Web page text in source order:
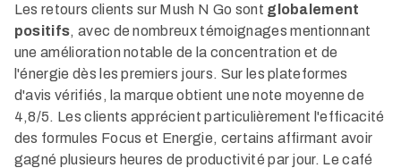
Les retours clients sur Mush N Go sont globalement
positifs, avec de nombreux témoignages mentionnant
une amélioration notable de la concentration et de
l'énergie dès les premiers jours. Sur les plateformes
d'avis vérifiés, la marque obtient une note moyenne de
4,8/5. Les clients apprécient particulièrement l'efficacité
des formules Focus et Energie, certains affirmant avoir
gagné plusieurs heures de productivité par jour. Le café